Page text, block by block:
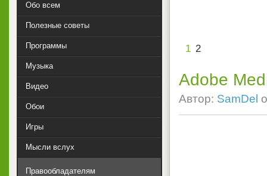
1 2
Adobe
Автор: SamDel
Обо всем
Полезные советы
Программы
Музыка
Видео
Обои
Игры
Мысли вслух
Правообладателям